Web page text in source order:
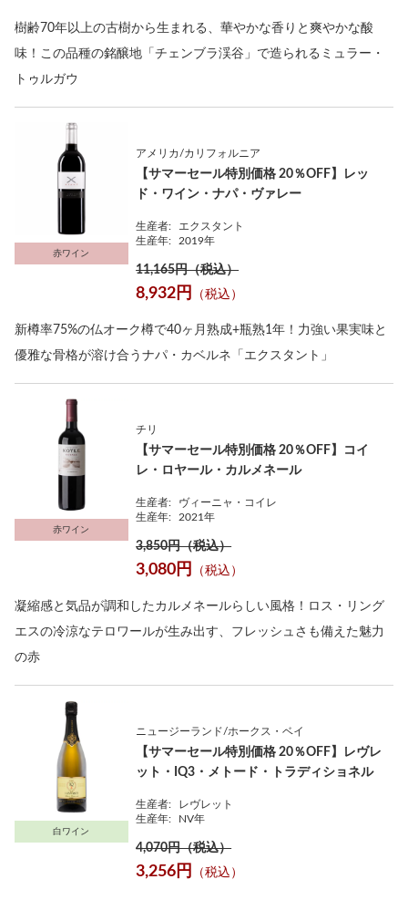
樹齢70年以上の古樹から生まれる、華やかな香りと爽やかな酸
味！この品種の銘醸地「チェンブラ渓谷」で造られるミュラー・
トゥルガウ
赤ワイン
アメリカ/カリフォルニア
【サマーセール特別価格 20％OFF】レッ
ド・ワイン・ナパ・ヴァレー
生産者:
エクスタント
生産年:
2019年
11,165円（税込）
8,932円 （税込）
新樽率75%の仏オーク樽で40ヶ月熟成+瓶熟1年！力強い果実味と
優雅な骨格が溶け合うナパ・カベルネ「エクスタント」
赤ワイン
チリ
【サマーセール特別価格 20％OFF】コイ
レ・ロヤール・カルメネール
生産者:
ヴィーニャ・コイレ
生産年:
2021年
3,850円（税込）
3,080円 （税込）
凝縮感と気品が調和したカルメネールらしい風格！ロス・リング
エスの冷涼なテロワールが生み出す、フレッシュさも備えた魅力
の赤
白ワイン
ニュージーランド/ホークス・ベイ
【サマーセール特別価格 20％OFF】レヴレ
ット・IQ3・メトード・トラディショネル
生産者:
レヴレット
生産年:
NV年
4,070円（税込）
3,256円 （税込）